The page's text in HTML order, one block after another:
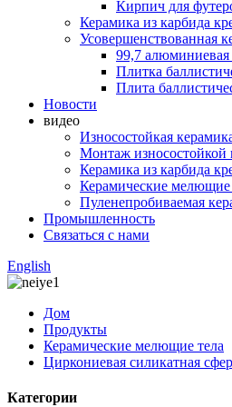
Кирпич для
Керамика из карбида
Усовершенствованная
99,7 алюминиевая
Плитка
Плита
Новости
видео
Износостойкая
Монтаж износостойкой
Керамика из карбида
Керамические мелющие
Пуленепробиваемая
Промышленность
Связаться с нами
English
Дом
Продукты
Керамические мелющие тела
Циркониевая силикатная
Категории